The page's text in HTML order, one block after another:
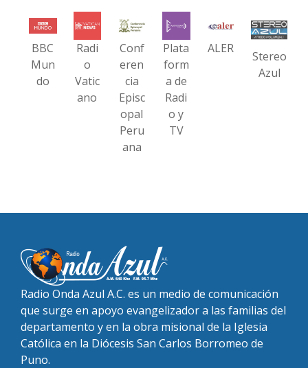
BBC
Mun
do
Radi
o
Vatic
ano
Conf
eren
cia
Episc
opal
Peru
ana
Plata
form
a de
Radi
o y
TV
ALER
Stereo
Azul
Radio Onda Azul A.C. es un medio de comunicación
que surge en apoyo evangelizador a las familias del
departamento y en la obra misional de la Iglesia
Católica en la Diócesis San Carlos Borromeo de
Puno.